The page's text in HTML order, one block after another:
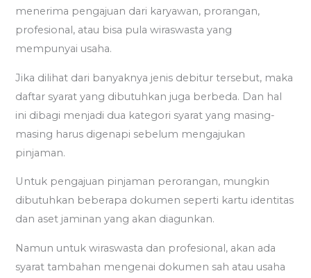
menerima pengajuan dari karyawan, prorangan,
profesional, atau bisa pula wiraswasta yang
mempunyai usaha.
Jika dilihat dari banyaknya jenis debitur tersebut, maka
daftar syarat yang dibutuhkan juga berbeda. Dan hal
ini dibagi menjadi dua kategori syarat yang masing-
masing harus digenapi sebelum mengajukan
pinjaman.
Untuk pengajuan pinjaman perorangan, mungkin
dibutuhkan beberapa dokumen seperti kartu identitas
dan aset jaminan yang akan diagunkan.
Namun untuk wiraswasta dan profesional, akan ada
syarat tambahan mengenai dokumen sah atau usaha